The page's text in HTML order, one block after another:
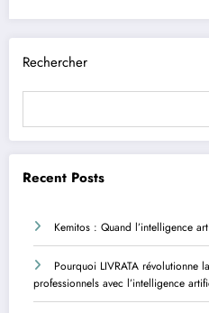
Rechercher
Recent Posts
Kemitos : Quand l’intelligence
Pourquoi LIVRATA révolutionne
professionnels avec l’intelligence